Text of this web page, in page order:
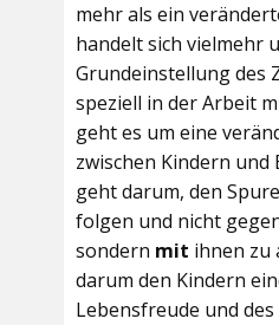
mehr als ein
handelt sich vielmehr
Grundeinstellung des
speziell in der Arbeit
geht es um eine
zwischen Kindern und
geht darum, den
folgen und nicht
sondern mit ihnen zu
darum den Kindern
Lebensfreude und